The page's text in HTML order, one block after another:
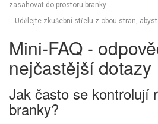
zasahovat do prostoru branky.
Udělejte zkušební střelu z obou stran,
Mini‑FAQ -
nejčastější dotazy
Jak často se kontrolují
branky?